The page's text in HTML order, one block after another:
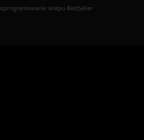
oprogramowanie sklepu BestSeller